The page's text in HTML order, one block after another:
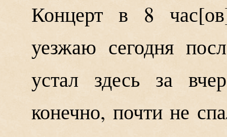
Концерт в 8 час ов
уезжаю сегодня
устал здесь за
конечно, почти не